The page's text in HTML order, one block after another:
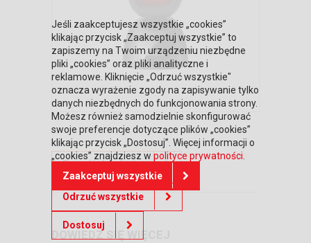
Powrót do oferty
DOWIEDZ SIĘ WIĘCEJ
Jeśli zaakceptujesz wszystkie „cookies”
klikając przycisk „Zaakceptuj wszystkie” to
zapiszemy na Twoim urządzeniu niezbędne
pliki „cookies” oraz pliki analityczne i
reklamowe. Kliknięcie „Odrzuć wszystkie"
oznacza wyrażenie zgody na zapisywanie tylko
danych niezbędnych do funkcjonowania strony.
Możesz również samodzielnie skonfigurować
swoje preferencje dotyczące plików „cookies”
klikając przycisk „Dostosuj”. Więcej informacji o
„cookies” znajdziesz w polityce prywatności
Zaakceptuj wszystkie
Odrzuć wszystkie
Dostosuj